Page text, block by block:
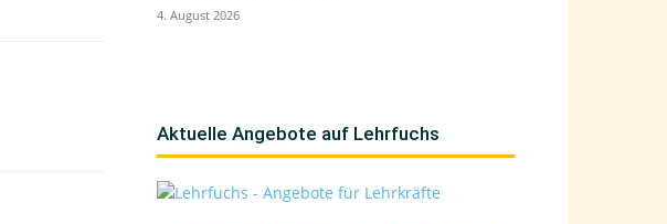
4. August 2026
Aktuelle Angebote auf Lehrfuchs